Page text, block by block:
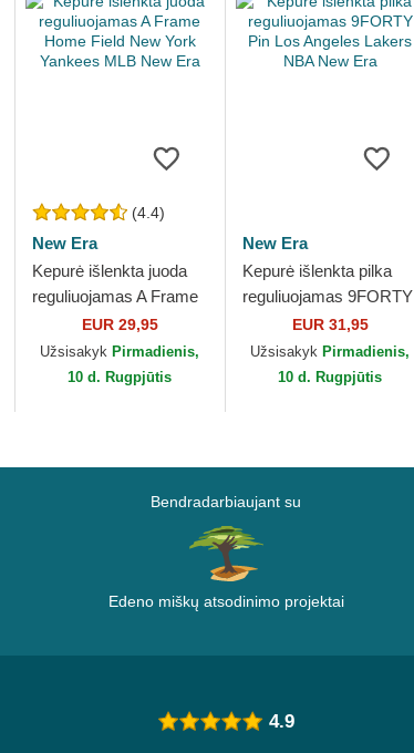
(4.4)
New Era
Kepurė išlenkta juoda
reguliuojamas A Frame
Home Field New York
Yankees MLB New Era
EUR 29,95
Užsisakyk Pirmadienis,
10 d. Rugpjūtis
New Era
Kepurė išlenkta pilka
reguliuojamas 9FORTY
Pin Los Angeles Lakers
NBA New Era
EUR 31,95
Užsisakyk Pirmadienis,
10 d. Rugpjūtis
Bendradarbiaujant su
Edeno miškų atsodinimo projektai
4.9